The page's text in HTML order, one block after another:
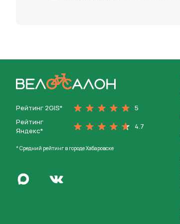
Рейтинг 2GIS*
5
Рейтинг
Яндекс*
4.7
* Средний рейтинг в городе Хабаровске
Написать в MaxПерейти во Вконтакте